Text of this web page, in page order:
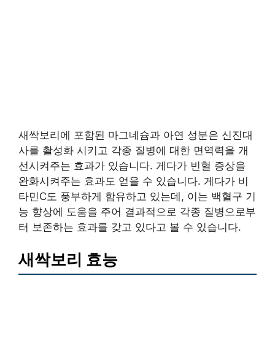
새싹보리에 포함된 마그네슘과 아연 성분은 신진대
사를 촬성화 시키고 각종 질병에 대한 면역력을 개
선시켜주는 효과가 있습니다. 게다가 빈혈 증상을
완화시켜주는 효과도 얻을 수 있습니다. 게다가 비
타민C도 풍부하게 함유하고 있는데, 이는 백혈구 기
능 향상에 도움을 주어 결과적으로 각종 질병으로부
터 보존하는 효과를 갖고 있다고 볼 수 있습니다.
새싹보리 효능